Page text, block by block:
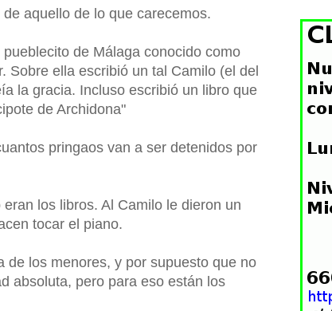
aquello de lo que carecemos.
de Málaga conocido como
Sobre ella escribió un tal Camilo (el del
la gracia. Incluso escribió un libro que
de Archidona"
pringaos van a ser detenidos por
los libros. Al Camilo le dieron un
tocar el piano.
de los menores, y por supuesto que no
absoluta, pero para eso están los